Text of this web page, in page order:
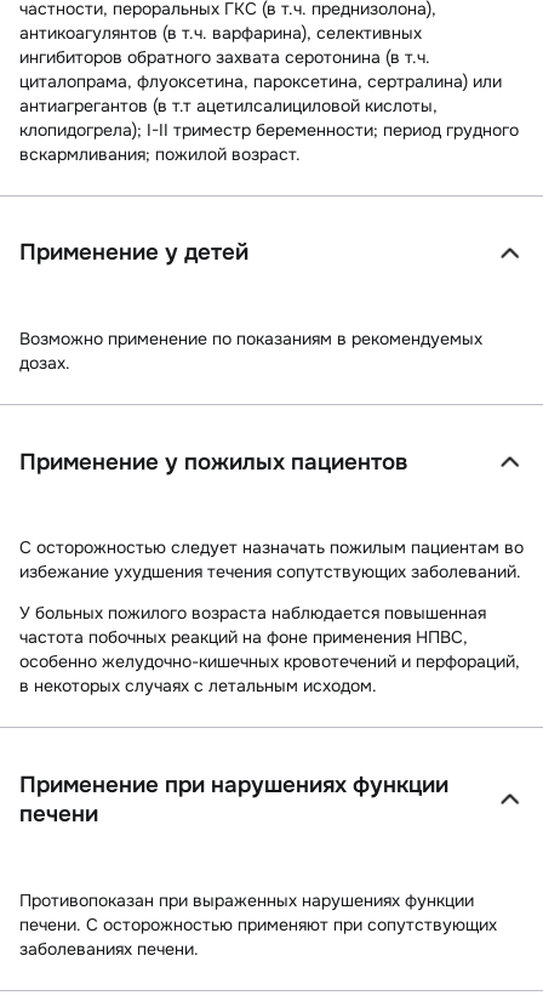
частности, пероральных ГКС (в т.ч. преднизолона),
антикоагулянтов (в т.ч. варфарина), селективных
ингибиторов обратного захвата серотонина (в т.ч.
циталопрама, флуоксетина, пароксетина, сертралина) или
антиагрегантов (в т.т ацетилсалициловой кислоты,
клопидогрела); I-II триместр беременности; период грудного
вскармливания; пожилой возраст.
Применение у детей
Возможно применение по показаниям в рекомендуемых
дозах.
Применение у пожилых пациентов
С осторожностью следует назначать пожилым пациентам во
избежание ухудшения течения сопутствующих заболеваний.
У больных пожилого возраста наблюдается повышенная
частота побочных реакций на фоне применения НПВС,
особенно желудочно-кишечных кровотечений и перфораций,
в некоторых случаях с летальным исходом.
Применение при нарушениях функции
печени
Противопоказан при выраженных нарушениях функции
печени. С осторожностью применяют при сопутствующих
заболеваниях печени.